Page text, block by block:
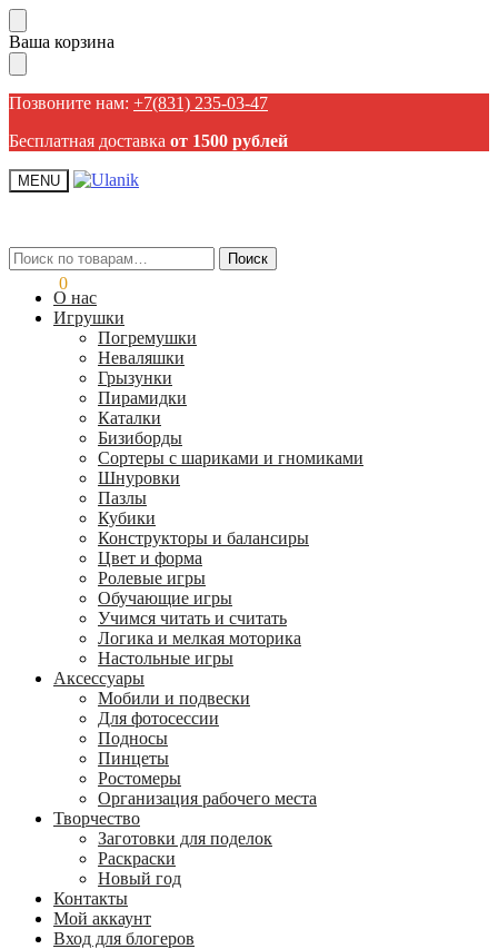
Пропустить
навигацию
Перейти
к
содержанию
Ваша корзина
Позвоните нам: +7(831) 235-03-47
Бесплатная доставка от 1500 рублей
MENU
Искать: Поиск
0
Искать: Поиск
О нас
Игрушки
Погремушки
Неваляшки
Грызунки
Пирамидки
Каталки
Бизиборды
Сортеры с шариками и гномиками
Шнуровки
Пазлы
Кубики
Конструкторы и балансиры
Цвет и форма
Ролевые игры
Обучающие игры
Учимся читать и считать
Логика и мелкая моторика
Настольные игры
Аксессуары
Мобили и подвески
Для фотосессии
Подносы
Пинцеты
Ростомеры
Организация рабочего места
Творчество
Заготовки для поделок
Раскраски
Новый год
Контакты
Мой аккаунт
Вход для блогеров